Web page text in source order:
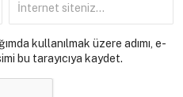
kullanılmak üzere adımı, e-
bu tarayıcıya kaydet.